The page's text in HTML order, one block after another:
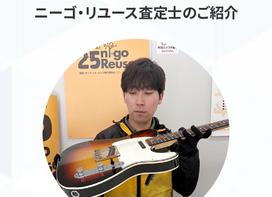
ニーゴ・リユース査定士のご紹介